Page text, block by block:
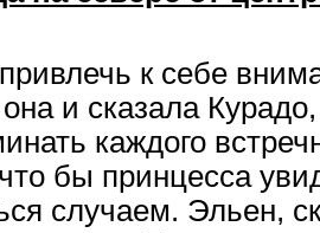
к себе
и сказала
каждого
бы принцесса
случаем. Эльен,